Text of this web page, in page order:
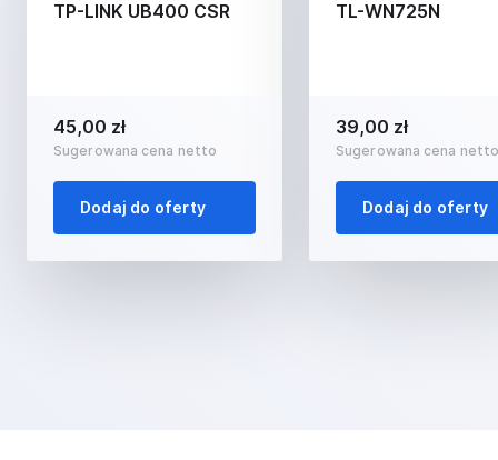
TP-LINK UB400 CSR
45,00 zł
Sugerowana cena netto
Dodaj do oferty
TL-WN725N
39,00 zł
Sugerowana cena
Dodaj do oferty